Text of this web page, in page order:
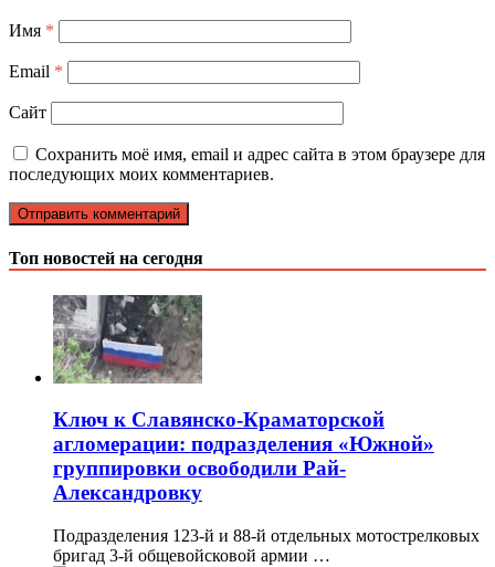
Имя *
Email *
Сайт
Сохранить моё имя, email и адрес сайта в этом браузере для
последующих моих комментариев.
Топ новостей на сегодня
Ключ к Славянско-Краматорской
агломерации: подразделения «Южной»
группировки освободили Рай-
Александровку
Подразделения 123-й и 88-й отдельных мотострелковых
бригад 3-й общевойсковой армии …